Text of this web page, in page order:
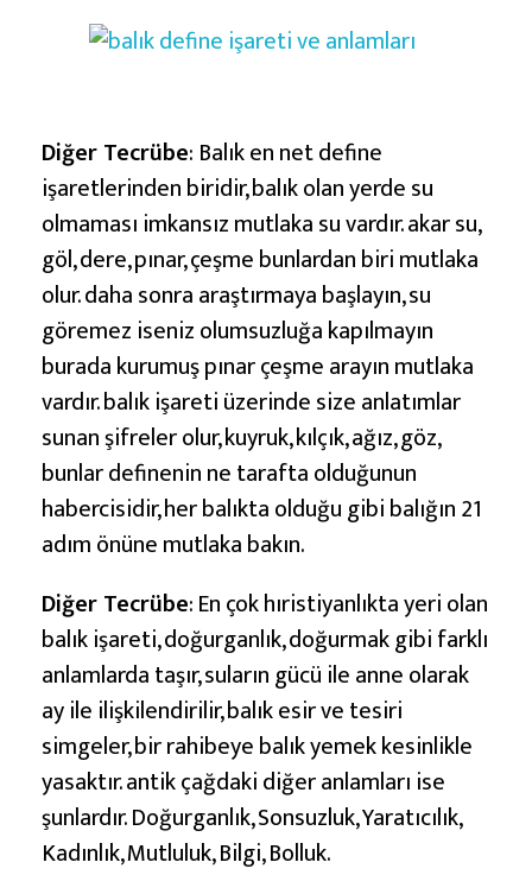
l
a
l
a
r
ı
Diğer Tecrübe: Balık en net define
işaretlerinden biridir, balık olan yerde su
olmaması imkansız mutlaka su vardır. akar su,
göl, dere, pınar, çeşme bunlardan biri mutlaka
olur. daha sonra araştırmaya başlayın, su
göremez iseniz olumsuzluğa kapılmayın
burada kurumuş pınar çeşme arayın mutlaka
vardır. balık işareti üzerinde size anlatımlar
sunan şifreler olur, kuyruk, kılçık, ağız, göz,
bunlar definenin ne tarafta olduğunun
habercisidir, her balıkta olduğu gibi balığın 21
adım önüne mutlaka bakın.
Diğer Tecrübe: En çok hıristiyanlıkta yeri olan
balık işareti, doğurganlık, doğurmak gibi farklı
anlamlarda taşır, suların gücü ile anne olarak
ay ile ilişkilendirilir, balık esir ve tesiri
simgeler, bir rahibeye balık yemek kesinlikle
yasaktır. antik çağdaki diğer anlamları ise
şunlardır. Doğurganlık, Sonsuzluk, Yaratıcılık,
Kadınlık, Mutluluk, Bilgi, Bolluk.